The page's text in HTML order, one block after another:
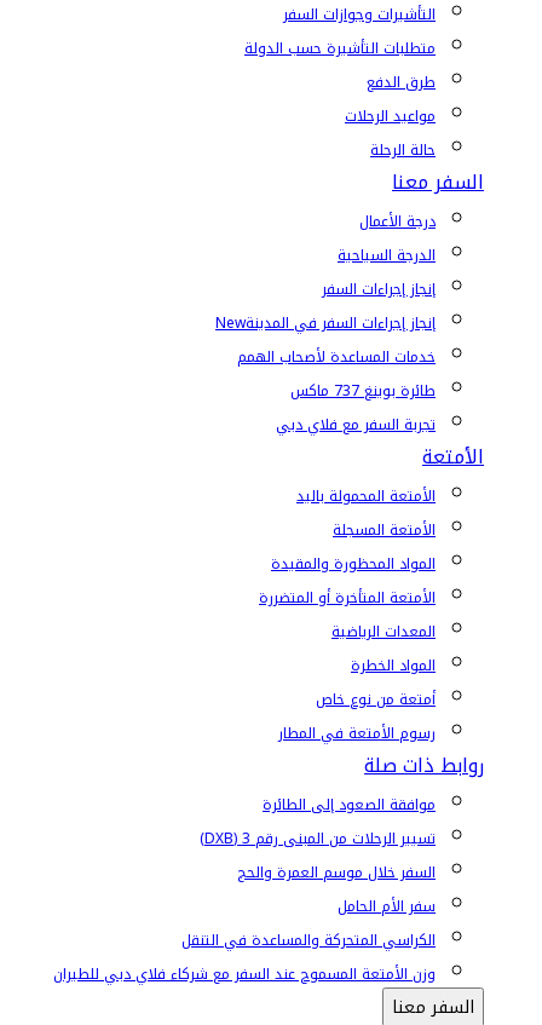
التأشيرات وجوازات السفر
متطلبات التأشيرة حسب الدولة
طرق الدفع
مواعيد الرحلات
حالة الرحلة
السفر معنا
درجة الأعمال
الدرجة السياحية
إنجاز إجراءات السفر
إنجاز إجراءات السفر في المدينةNew
خدمات المساعدة لأصحاب الهمم
طائرة بوينغ 737 ماكس
تجربة السفر مع فلاي دبي
الأمتعة
الأمتعة المحمولة باليد
الأمتعة المسجلة
المواد المحظورة والمقيدة
الأمتعة المتأخرة أو المتضررة
المعدات الرياضية
المواد الخطرة
أمتعة من نوع خاص
رسوم الأمتعة في المطار
روابط ذات صلة
موافقة الصعود إلى الطائرة
تسيير الرحلات من المبنى رقم 3 (DXB)
السفر خلال موسم العمرة والحج
سفر الأم الحامل
الكراسي المتحركة والمساعدة في التنقل
وزن الأمتعة المسموح عند السفر مع شركاء فلاي دبي للطيران
السفر معنا